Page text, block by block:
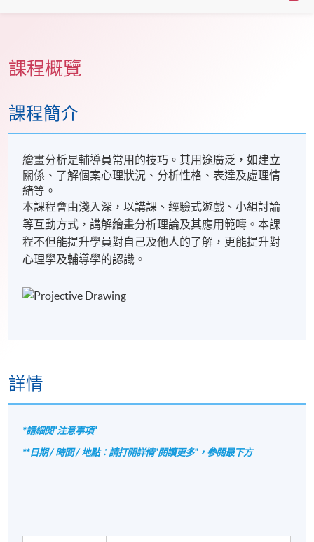
課程概覽
課程簡介
繪畫分析是輔導員常用的技巧。其用途廣泛，如建立
關係、了解個案心理狀況、分析性格、表達及處理情
緒等。
本課程會由淺入深，以講課、經驗式遊戲、小組討論
等互動方式，講解繪畫分析理論及其應用範疇。本課
程不但能提升學員對自己及他人的了解，更能提升對
心理學及輔導學的認識。
詳情
*請細閱”注意事項”
**日期 / 時間 / 地點：請打開詳情"閱讀更多"，參閱最下方